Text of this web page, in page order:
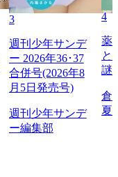
3
週刊少年サンデ
ー 2026年36･37
合併号(2026年8
月5日発売号)
週刊少年サンデ
ー編集部
4
薬
と
謎
倉
夏